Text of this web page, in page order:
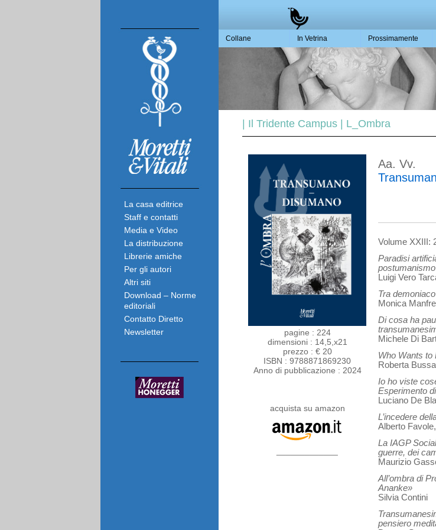
La casa editrice
Staff e contatti
Media e Video
La distribuzione
Librerie amiche
Per gli autori
Altri siti
Download – Norme
editoriali
Contatto Diretto
Newsletter
Collane In Vetrina Prossimamente
| Il Tridente Campus | L_Ombra
pagine : 224
dimensioni : 14,5,x21
prezzo : € 20
ISBN : 9788871869230
Anno di pubblicazione : 2024
acquista su amazon
Aa. Vv.
Volume XXIII:
Paradisi
Luigi Vero
Tra
Monica
Di cosa ha
Michele Di
Who Wants to
Roberta Bussa
Io ho viste
Esperimento
Luciano De
L’incedere
Alberto
La IAGP
guerre, dei
Maurizio
All’ombra di
Ananke»
Silvia Contini
pensiero